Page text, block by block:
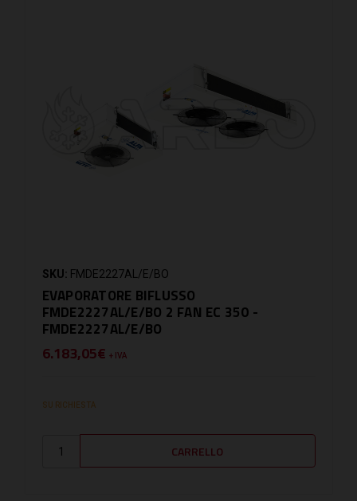
SKU: FMDE2227AL/E/BO
EVAPORATORE BIFLUSSO
FMDE2227AL/E/BO 2 FAN EC 350 -
FMDE2227AL/E/BO
6.183,05€ + IVA
SU RICHIESTA